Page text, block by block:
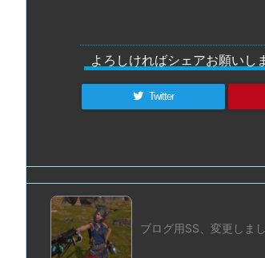
よろしければシェアお願いし
Twitter
ブログ用SS、変更しま